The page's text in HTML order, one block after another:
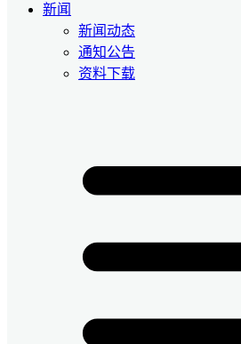
新闻
新闻动态
通知公告
资料下载